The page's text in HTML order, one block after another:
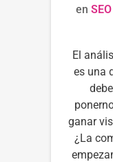
en SEO
El
es una
ganar
¿La